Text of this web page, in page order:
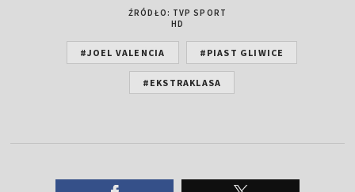
ŹRÓDŁO: TVP SPORT
HD
#JOEL VALENCIA #PIAST GLIWICE
#EKSTRAKLASA